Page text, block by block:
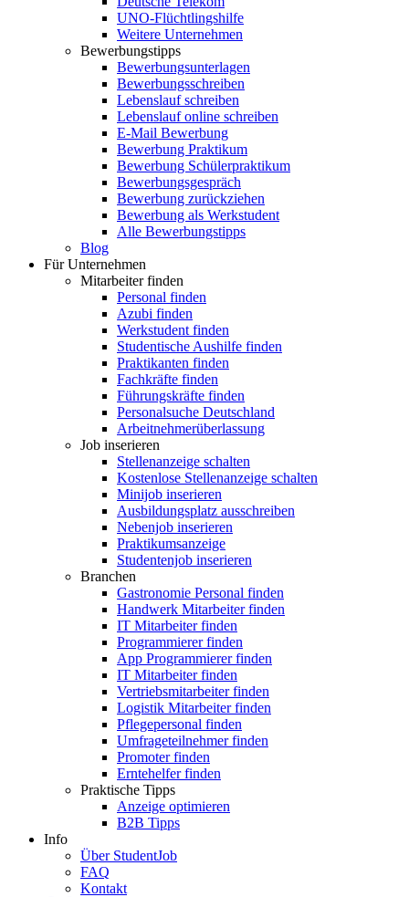
UNO-Flüchtlingshilfe
Weitere Unternehmen
Bewerbungstipps
Bewerbungsunterlagen
Bewerbungsschreiben
Lebenslauf schreiben
Lebenslauf online schreiben
E-Mail Bewerbung
Bewerbung Praktikum
Bewerbung Schülerpraktikum
Bewerbungsgespräch
Bewerbung zurückziehen
Bewerbung als Werkstudent
Alle Bewerbungstipps
Blog
Für Unternehmen
Mitarbeiter finden
Personal finden
Azubi finden
Werkstudent finden
Studentische Aushilfe finden
Praktikanten finden
Fachkräfte finden
Führungskräfte finden
Personalsuche Deutschland
Arbeitnehmerüberlassung
Job inserieren
Stellenanzeige schalten
Kostenlose Stellenanzeige schalten
Minijob inserieren
Ausbildungsplatz ausschreiben
Nebenjob inserieren
Praktikumsanzeige
Studentenjob inserieren
Branchen
Gastronomie Personal finden
Handwerk Mitarbeiter finden
IT Mitarbeiter finden
Programmierer finden
App Programmierer finden
IT Mitarbeiter finden
Vertriebsmitarbeiter finden
Logistik Mitarbeiter finden
Pflegepersonal finden
Umfrageteilnehmer finden
Promoter finden
Erntehelfer finden
Praktische Tipps
Anzeige optimieren
B2B Tipps
Info
Über StudentJob
FAQ
Kontakt